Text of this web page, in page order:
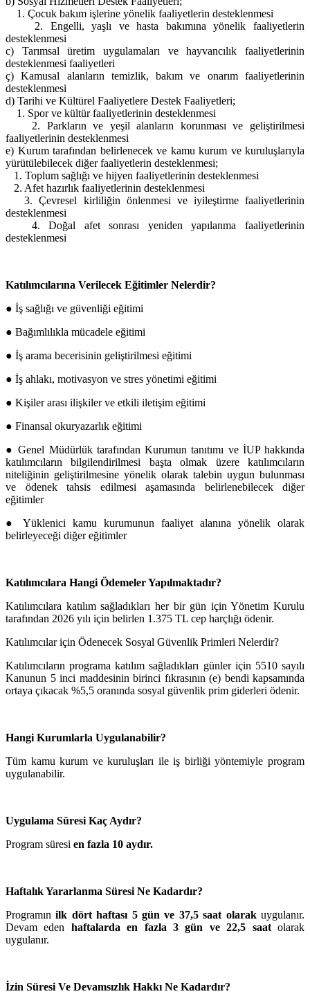
1. Çocuk bakım işlerine yönelik faaliyetlerin desteklenmesi
2. Engelli, yaşlı ve hasta bakımına yönelik faaliyetlerin
desteklenmesi
c) Tarımsal üretim uygulamaları ve hayvancılık faaliyetlerinin
desteklenmesi faaliyetleri
ç) Kamusal alanların temizlik, bakım ve onarım faaliyetlerinin
desteklenmesi
d) Tarihi ve Kültürel Faaliyetlere Destek Faaliyetleri;
1. Spor ve kültür faaliyetlerinin desteklenmesi
2. Parkların ve yeşil alanların korunması ve geliştirilmesi
faaliyetlerinin desteklenmesi
e) Kurum tarafından belirlenecek ve kamu kurum ve kuruluşlarıyla
yürütülebilecek diğer faaliyetlerin desteklenmesi;
1. Toplum sağlığı ve hijyen faaliyetlerinin desteklenmesi
2. Afet hazırlık faaliyetlerinin desteklenmesi
3. Çevresel kirliliğin önlenmesi ve iyileştirme faaliyetlerinin
desteklenmesi
4. Doğal afet sonrası yeniden yapılanma faaliyetlerinin
desteklenmesi
Katılımcılarına Verilecek Eğitimler Nelerdir?
● İş sağlığı ve güvenliği eğitimi
● Bağımlılıkla mücadele eğitimi
● İş arama becerisinin geliştirilmesi eğitimi
● İş ahlakı, motivasyon ve stres yönetimi eğitimi
● Kişiler arası ilişkiler ve etkili iletişim eğitimi
● Finansal okuryazarlık eğitimi
● Genel Müdürlük tarafından Kurumun tanıtımı ve İUP hakkında
katılımcıların bilgilendirilmesi başta olmak üzere katılımcıların
niteliğinin geliştirilmesine yönelik olarak talebin uygun bulunması
ve ödenek tahsis edilmesi aşamasında belirlenebilecek diğer
eğitimler
● Yüklenici kamu kurumunun faaliyet alanına yönelik olarak
belirleyeceği diğer eğitimler
Katılımcılara Hangi Ödemeler Yapılmaktadır?
Katılımcılara katılım sağladıkları her bir gün için Yönetim Kurulu
tarafından 2026 yılı için belirlen 1.375 TL cep harçlığı ödenir.
Katılımcılar için Ödenecek Sosyal Güvenlik Primleri Nelerdir?
Katılımcıların programa katılım sağladıkları günler için 5510 sayılı
Kanunun 5 inci maddesinin birinci fıkrasının (e) bendi kapsamında
ortaya çıkacak %5,5 oranında sosyal güvenlik prim giderleri ödenir.
Hangi Kurumlarla Uygulanabilir?
Tüm kamu kurum ve kuruluşları ile iş birliği yöntemiyle program
uygulanabilir.
Uygulama Süresi Kaç Aydır?
Program süresi en fazla 10 aydır.
Haftalık Yararlanma Süresi Ne Kadardır?
Programınilk dört haftası 5 gün ve 37,5 saat olarakuygulanır.
Devam eden haftalarda en fazla 3 gün ve 22,5 saatolarak
uygulanır.
İzin Süresi Ve Devamsızlık Hakkı Ne Kadardır?